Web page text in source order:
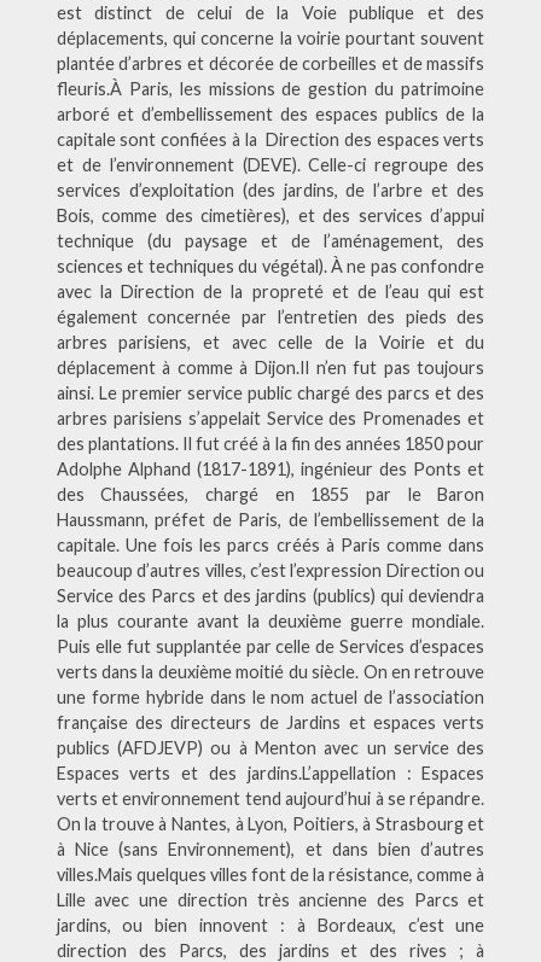
est distinct de celui de la Voie publique et des
déplacements, qui concerne la voirie pourtant souvent
plantée d’arbres et décorée de corbeilles et de massifs
fleuris.À Paris, les missions de gestion du patrimoine
arboré et d’embellissement des espaces publics de la
capitale sont confiées à la Direction des espaces verts
et de l’environnement (DEVE). Celle-ci regroupe des
services d’exploitation (des jardins, de l’arbre et des
Bois, comme des cimetières), et des services d’appui
technique (du paysage et de l’aménagement, des
sciences et techniques du végétal). À ne pas confondre
avec la Direction de la propreté et de l’eau qui est
également concernée par l’entretien des pieds des
arbres parisiens, et avec celle de la Voirie et du
déplacement à comme à Dijon.Il n’en fut pas toujours
ainsi. Le premier service public chargé des parcs et des
arbres parisiens s’appelait Service des Promenades et
des plantations. Il fut créé à la fin des années 1850 pour
Adolphe Alphand (1817-1891), ingénieur des Ponts et
des Chaussées, chargé en 1855 par le Baron
Haussmann, préfet de Paris, de l’embellissement de la
capitale. Une fois les parcs créés à Paris comme dans
beaucoup d’autres villes, c’est l’expression Direction ou
Service des Parcs et des jardins (publics) qui deviendra
la plus courante avant la deuxième guerre mondiale.
Puis elle fut supplantée par celle de Services d’espaces
verts dans la deuxième moitié du siècle. On en retrouve
une forme hybride dans le nom actuel de l’association
française des directeurs de Jardins et espaces verts
publics (AFDJEVP) ou à Menton avec un service des
Espaces verts et des jardins.L’appellation : Espaces
verts et environnement tend aujourd’hui à se répandre.
On la trouve à Nantes, à Lyon, Poitiers, à Strasbourg et
à Nice (sans Environnement), et dans bien d’autres
villes.Mais quelques villes font de la résistance, comme à
Lille avec une direction très ancienne des Parcs et
jardins, ou bien innovent : à Bordeaux, c’est une
direction des Parcs, des jardins et des rives ; à